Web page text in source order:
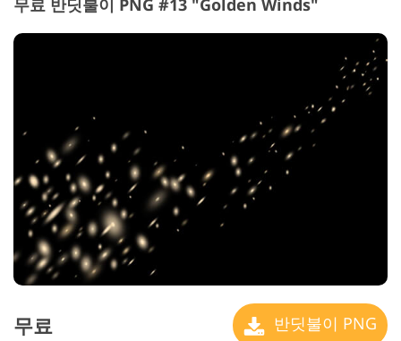
무료 반딧불이 PNG #13 "Golden Winds"
무료 반딧불이 PNG